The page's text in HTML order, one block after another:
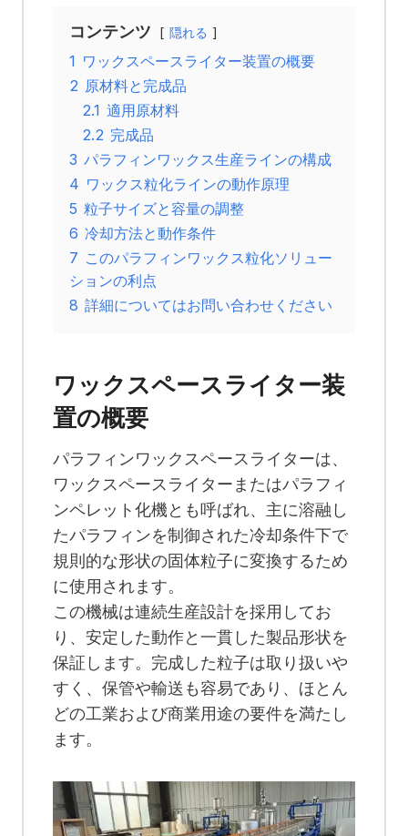
コンテンツ 隠れる
1 ワックスペースライター装置の概要
2 原材料と完成品
2.1 適用原材料
2.2 完成品
3 パラフィンワックス生産ラインの構成
4 ワックス粒化ラインの動作原理
5 粒子サイズと容量の調整
6 冷却方法と動作条件
7 このパラフィンワックス粒化ソリュー
ションの利点
8 詳細についてはお問い合わせください
ワックスペースライター装
置の概要
パラフィンワックスペースライターは、
ワックスペースライターまたはパラフィ
ンペレット化機とも呼ばれ、主に溶融し
たパラフィンを制御された冷却条件下で
規則的な形状の固体粒子に変換するため
に使用されます。
この機械は連続生産設計を採用してお
り、安定した動作と一貫した製品形状を
保証します。完成した粒子は取り扱いや
すく、保管や輸送も容易であり、ほとん
どの工業および商業用途の要件を満たし
ます。